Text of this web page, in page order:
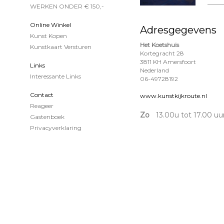
Adresgegevens
Het Koetshuis
Kortegracht 28
3811 KH Amersfoort
Nederland
06-49728192
www.kunstkijkroute.nl
Zo 13.00u tot 17.00
WERKEN ONDER € 150,-
Online Winkel
Kunst Kopen
Kunstkaart Versturen
Links
Interessante Links
Contact
Reageer
Gastenboek
Privacyverklaring